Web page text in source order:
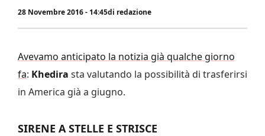
28 Novembre 2016 - 14:45di redazione
Avevamo anticipato la notizia già qualche giorno
fa: Khedira sta valutando la possibilità di trasferirsi
in America già a giugno.
SIRENE A STELLE E STRISCE